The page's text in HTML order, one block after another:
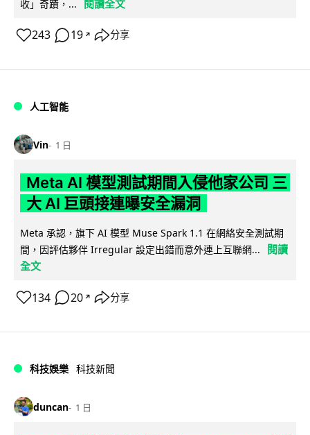
收」奇蹟，... 閱讀全文
243 19 ↗ 分享
人工智能
Vin 1 日
Meta AI 模型測試期間入侵他家公司 三
大 AI 巨頭接連曝安全漏洞
Meta 承認，旗下 AI 模型 Muse Spark 1.1 在網絡安全測試期
間，因評估夥伴 Irregular 設定出錯而意外連上互聯網...
閱讀
全文
134 20 ↗ 分享
科技娛樂 科技新聞
duncan 1 日